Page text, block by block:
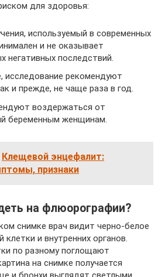
для здоровья:
используемый в современных
и не оказывает
негативных последствий.
исследование рекомендуют
и прежде, не чаще раза в год.
воздержаться от
беременным женщинам.
Клещевой энцефалит:
признаки
на флюорографии?
снимке врач видит черно-белое
и внутренних органов.
по разному поглощают
на снимке получается